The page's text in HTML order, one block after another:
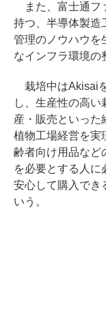
また、富士通フ
持つ、半導体製造
管理のノウハウを
なインフラ環境の
栽培中はAkisai
し、生産性の高
産・販売といった
植物工場経営を実
齢者向け用品など
を必要とする人に
安心して購入でき
いう。